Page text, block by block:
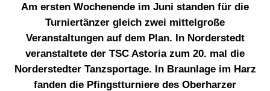
Am ersten Wochenende im Juni standen für die
Turniertänzer gleich zwei mittelgroße
Veranstaltungen auf dem Plan. In Norderstedt
veranstaltete der TSC Astoria zum 20. mal die
Norderstedter Tanzsportage. In Braunlage im Harz
fanden die Pfingstturniere des Oberharzer